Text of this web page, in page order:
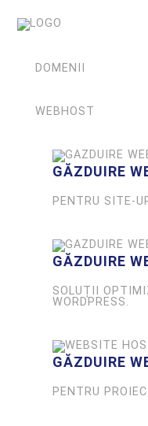
DOMENII
WEBHOST
GĂZDUIRE
PENTRU SITE-
GĂZDUIRE
SOLUȚII
WORDPRESS.
GĂZDUIRE
PENTRU